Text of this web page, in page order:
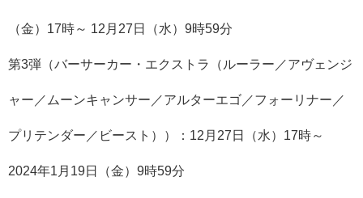
（金）17時～ 12月27日（水）9時59分
第3弾（バーサーカー・エクストラ（ルーラー／アヴェンジ
ャー／ムーンキャンサー／アルターエゴ／フォーリナー／
プリテンダー／ビースト））：12月27日（水）17時～
2024年1月19日（金）9時59分